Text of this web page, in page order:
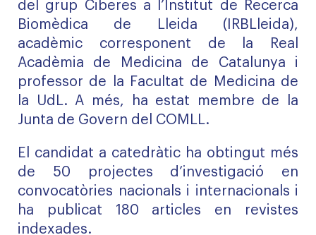
del grup Ciberes a l’Institut de Recerca
Biomèdica de Lleida (IRBLleida),
acadèmic corresponent de la Real
Acadèmia de Medicina de Catalunya i
professor de la Facultat de Medicina de
la UdL. A més, ha estat membre de la
Junta de Govern del COMLL.
El candidat a catedràtic ha obtingut més
de 50 projectes d’investigació en
convocatòries nacionals i internacionals i
ha publicat 180 articles en revistes
indexades.